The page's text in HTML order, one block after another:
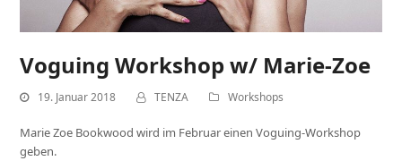
Voguing Workshop w/ Marie-Zoe
19. Januar 2018 TENZA Workshops
Marie Zoe Bookwood wird im Februar einen Voguing-Workshop
geben.